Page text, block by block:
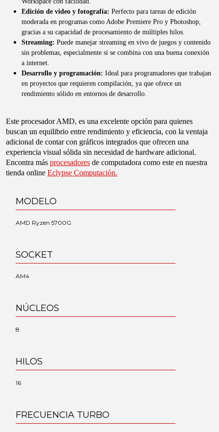
Edición de video y fotografía: Perfecto para tareas de edición
moderada en programas como Adobe Premiere Pro y Photoshop,
gracias a su capacidad de procesamiento de múltiples hilos.
Streaming: Puede manejar streaming en vivo de juegos y contenido
sin problemas, especialmente si se combina con una buena conexión
a internet.
Desarrollo y programación: Ideal para programadores que trabajan
en proyectos que requieren compilación, ya que ofrece un
rendimiento sólido en entornos de desarrollo.
Este procesador AMD, es una excelente opción para quienes
buscan un equilibrio entre rendimiento y eficiencia, con la ventaja
adicional de contar con gráficos integrados que ofrecen una
experiencia visual sólida sin necesidad de hardware adicional.
Encontra más procesadores de computadora como este en nuestra
tienda online Eclypse Computación.
MODELO
AMD Ryzen 5700G
SOCKET
AM4
NÚCLEOS
8
HILOS
16
FRECUENCIA TURBO